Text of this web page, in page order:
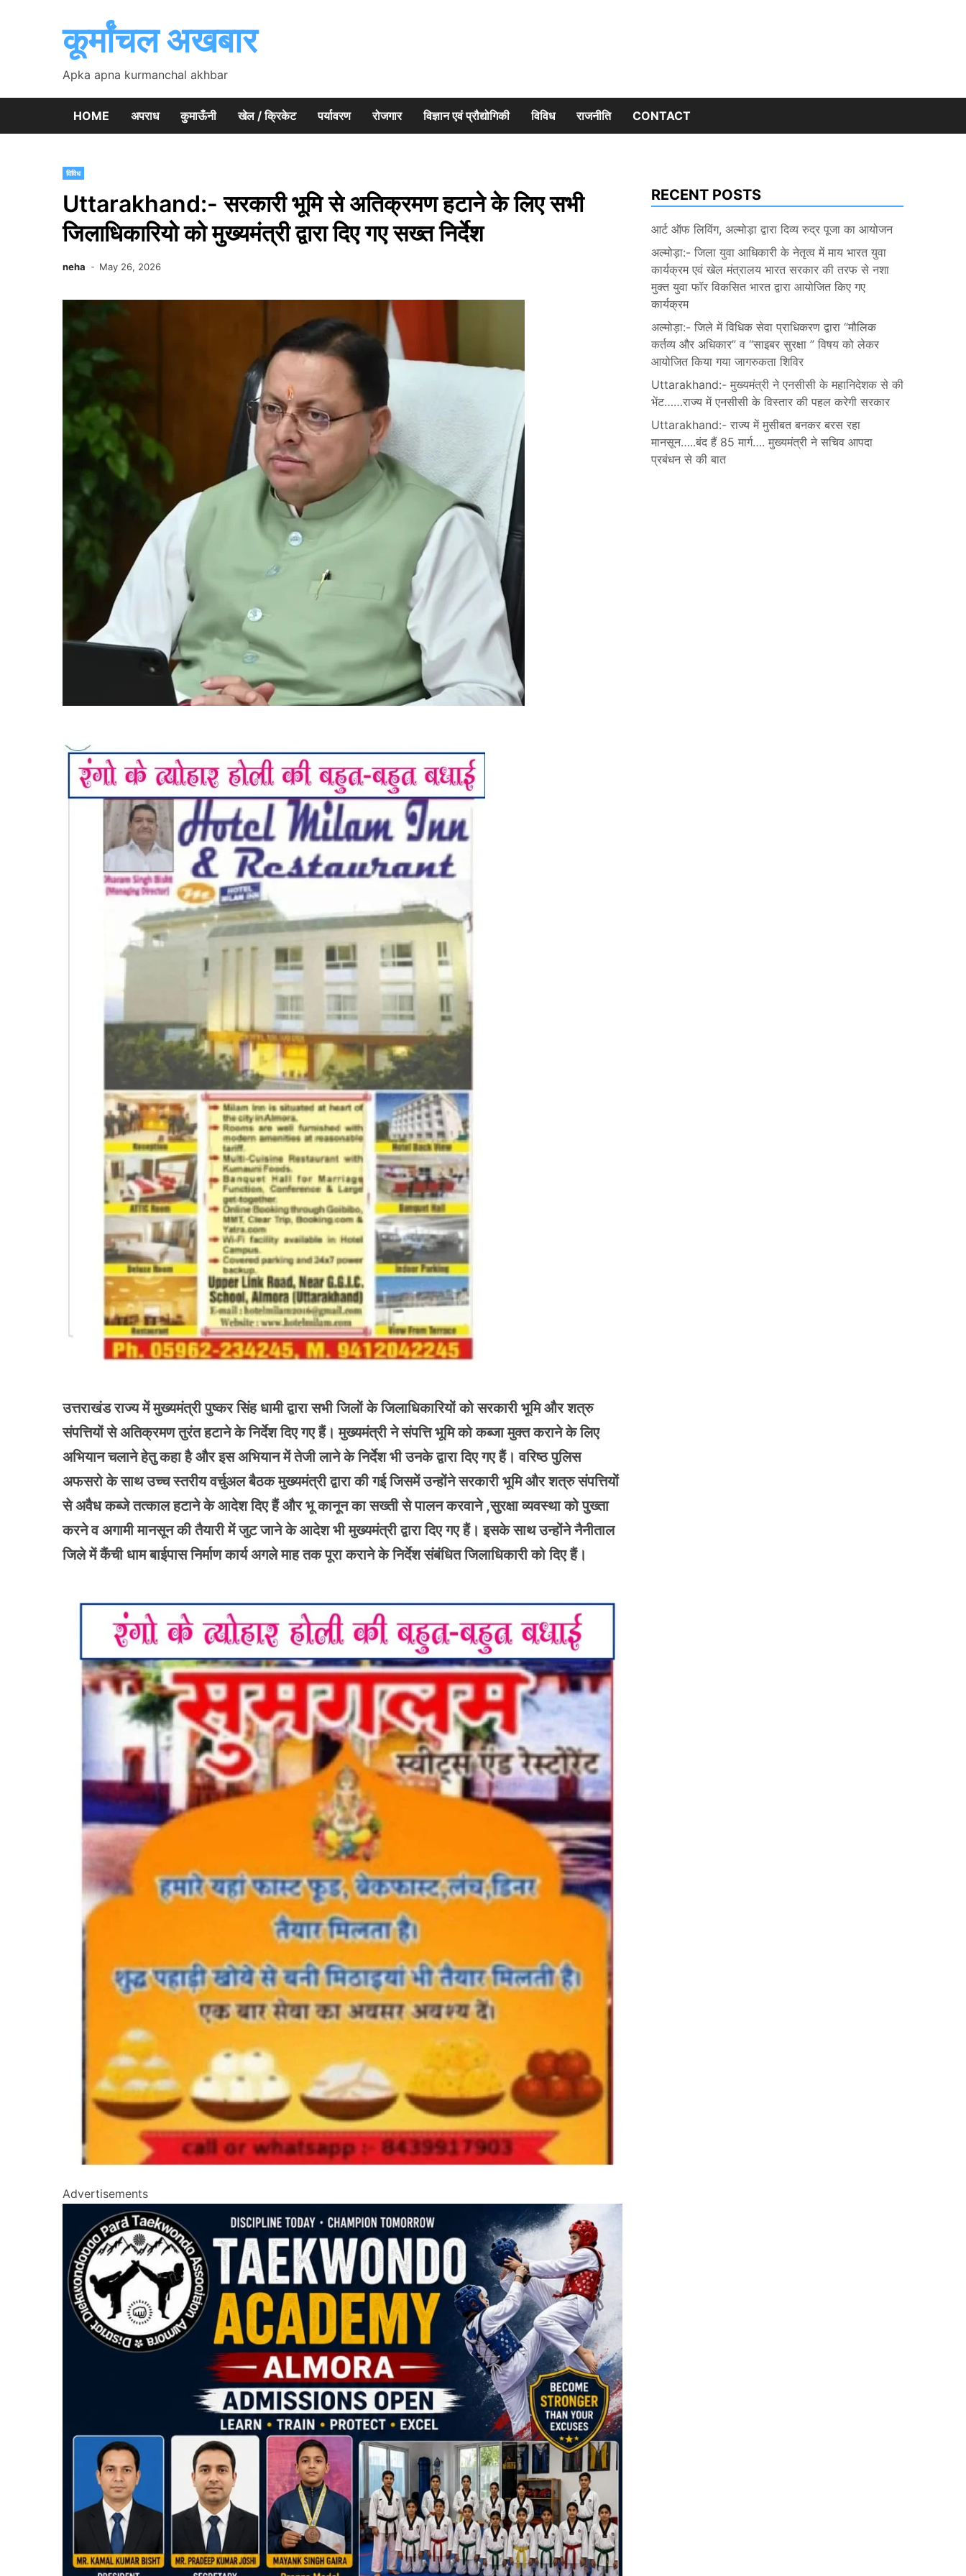
कूर्मांचल अखबार
Apka apna kurmanchal akhbar
HOME अपराध कुमाऊँनी खेल / क्रिकेट पर्यावरण रोजगार विज्ञान एवं प्रौद्योगिकी विविध राजनीति CONTACT
विविध
Uttarakhand:- सरकारी भूमि से अतिक्रमण हटाने के लिए सभी
जिलाधिकारियो को मुख्यमंत्री द्वारा दिए गए सख्त निर्देश
neha May 26, 2026
उत्तराखंड राज्य में मुख्यमंत्री पुष्कर सिंह धामी द्वारा सभी जिलों के जिलाधिकारियों को सरकारी भूमि और शत्रु
संपत्तियों से अतिक्रमण तुरंत हटाने के निर्देश दिए गए हैं। मुख्यमंत्री ने संपत्ति भूमि को कब्जा मुक्त कराने के लिए
अभियान चलाने हेतु कहा है और इस अभियान में तेजी लाने के निर्देश भी उनके द्वारा दिए गए हैं। वरिष्ठ पुलिस
अफसरो के साथ उच्च स्तरीय वर्चुअल बैठक मुख्यमंत्री द्वारा की गई जिसमें उन्होंने सरकारी भूमि और शत्रु संपत्तियों
से अवैध कब्जे तत्काल हटाने के आदेश दिए हैं और भू कानून का सख्ती से पालन करवाने ,सुरक्षा व्यवस्था को पुख्ता
करने व अगामी मानसून की तैयारी में जुट जाने के आदेश भी मुख्यमंत्री द्वारा दिए गए हैं। इसके साथ उन्होंने नैनीताल
जिले में कैंची धाम बाईपास निर्माण कार्य अगले माह तक पूरा कराने के निर्देश संबंधित जिलाधिकारी को दिए हैं।
Advertisements
RECENT POSTS
आर्ट ऑफ लिविंग, अल्मोड़ा द्वारा दिव्य रुद्र पूजा का आयोजन
अल्मोड़ा:- जिला युवा आधिकारी के नेतृत्व में माय भारत युवा
कार्यक्रम एवं खेल मंत्रालय भारत सरकार की तरफ से नशा
मुक्त युवा फॉर विकसित भारत द्वारा आयोजित किए गए
कार्यक्रम
अल्मोड़ा:- जिले में विधिक सेवा प्राधिकरण द्वारा “मौलिक
कर्तव्य और अधिकार” व “साइबर सुरक्षा ” विषय को लेकर
आयोजित किया गया जागरुकता शिविर
Uttarakhand:- मुख्यमंत्री ने एनसीसी के महानिदेशक से की
भेंट……राज्य में एनसीसी के विस्तार की पहल करेगी सरकार
Uttarakhand:- राज्य में मुसीबत बनकर बरस रहा
मानसून…..बंद हैं 85 मार्ग…. मुख्यमंत्री ने सचिव आपदा
प्रबंधन से की बात